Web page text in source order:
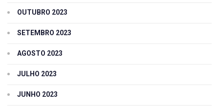
OUTUBRO 2023
SETEMBRO 2023
AGOSTO 2023
JULHO 2023
JUNHO 2023